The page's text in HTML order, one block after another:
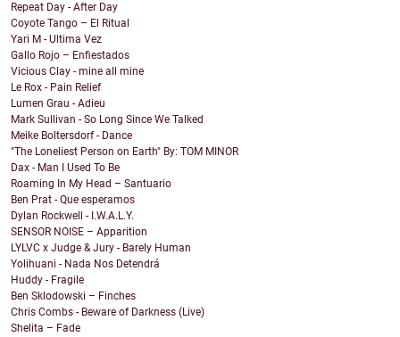
Repeat Day - After Day
Coyote Tango – El Ritual
Yari M - Ultima Vez
Gallo Rojo – Enfiestados
Vicious Clay - mine all mine
Le Rox - Pain Relief
Lumen Grau - Adieu
Mark Sullivan - So Long Since We Talked
Meike Boltersdorf - Dance
"The Loneliest Person on Earth" By: TOM MINOR
Dax - Man I Used To Be
Roaming In My Head – Santuario
Ben Prat - Que esperamos
Dylan Rockwell - I.W.A.L.Y.
SENSOR NOISE – Apparition
LYLVC x Judge & Jury - Barely Human
Yolihuani - Nada Nos Detendrá
Huddy - Fragile
Ben Sklodowski – Finches
Chris Combs - Beware of Darkness (Live)
Shelita – Fade